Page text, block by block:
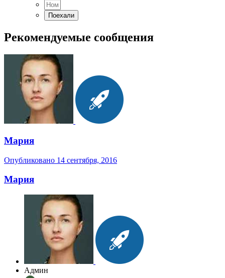
Рекомендуемые сообщения
Мария
Опубликовано 14 сентября, 2016
Мария
Админ